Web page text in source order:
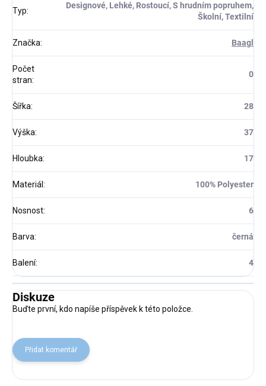
Typ:
Designové, Lehké, Rostoucí, S hrudním popruhem,
Školní, Textilní
Značka: Baagl
Počet
stran:
0
Šířka: 28
Výška: 37
Hloubka: 17
Materiál: 100% Polyester
Nosnost: 6
Barva: černá
Balení: 4
Diskuze
Buďte první, kdo napíše příspěvek k této položce.
Přidat komentář